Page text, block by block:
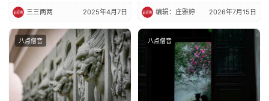
三三两两 2025年4月7日 编辑：庄雅婷 2026年7月15日
八点僧音 八点僧音